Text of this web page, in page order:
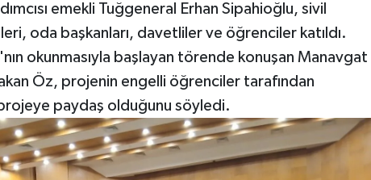
emekli Tuğgeneral Erhan Sipahioğlu, sivil
oda başkanları, davetliler ve öğrenciler katıldı.
okunmasıyla başlayan törende konuşan Manavgat
Öz, projenin engelli öğrenciler tarafından
paydaş olduğunu söyledi.